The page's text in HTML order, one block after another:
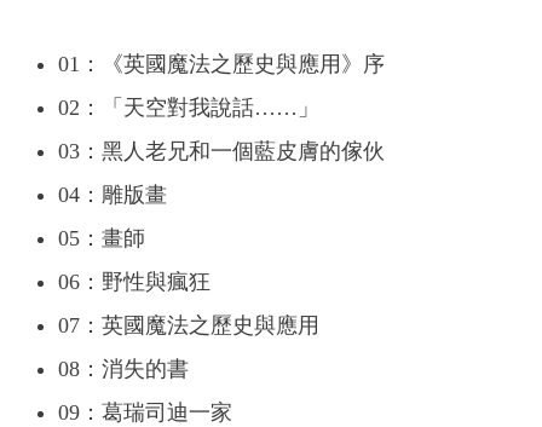
01：《英國魔法之歷史與應用》序
02：「天空對我說話……」
03：黑人老兄和一個藍皮膚的傢伙
04：雕版畫
05：畫師
06：野性與瘋狂
07：英國魔法之歷史與應用
08：消失的書
09：葛瑞司迪一家